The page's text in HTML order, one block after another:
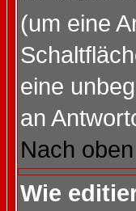
(um eine
eine
an
Nach oben
Wie